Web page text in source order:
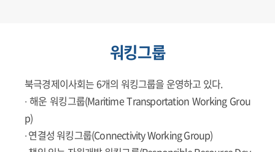
워킹그룹
북극경제이사회는 6개의 워킹그룹을 운영하고 있다.
∙ 해운 워킹그룹(Maritime Transportation Working Grou
p)
∙ 연결성 워킹그룹(Connectivity Working Group)